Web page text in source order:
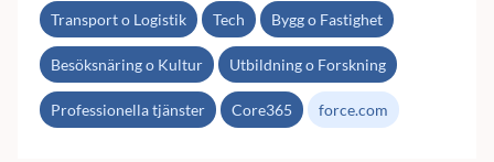
Transport o Logistik Tech Bygg o Fastighet
Besöksnäring o Kultur Utbildning o Forskning
Professionella tjänster Core365 force.com